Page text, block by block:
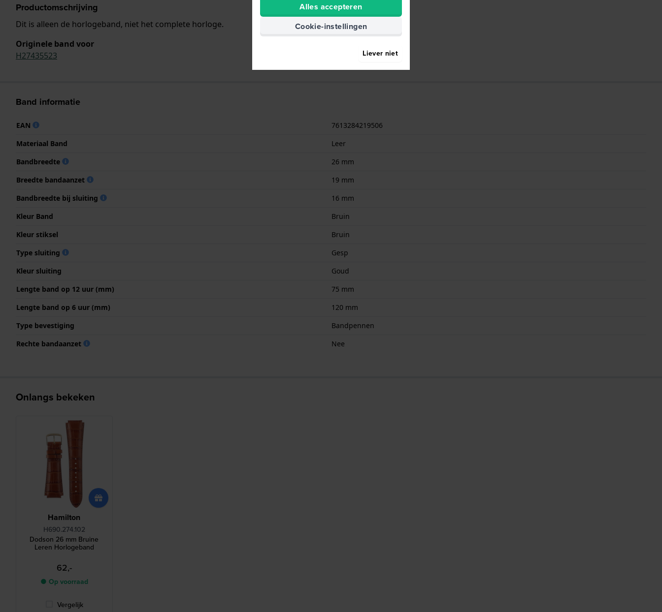
Productomschrijving
Dit is alleen de horlogeband, niet het complete horloge.
Originele band voor
H27435523
Band informatie
EAN
7613284219506
Materiaal Band
Leer
Bandbreedte
26 mm
Breedte bandaanzet
19 mm
Bandbreedte bij sluiting
16 mm
Kleur Band
Bruin
Kleur stiksel
Bruin
Type sluiting
Gesp
Kleur sluiting
Goud
Lengte band op 12 uur (mm)
75 mm
Lengte band op 6 uur (mm)
120 mm
Type bevestiging
Bandpennen
Rechte bandaanzet
Nee
Onlangs bekeken
Hamilton
H690.274.102
Dodson 26 mm Bruine
Leren Horlogeband
62,-
● Op voorraad
Vergelijk
Alles accepteren
Cookie-instellingen
Liever niet